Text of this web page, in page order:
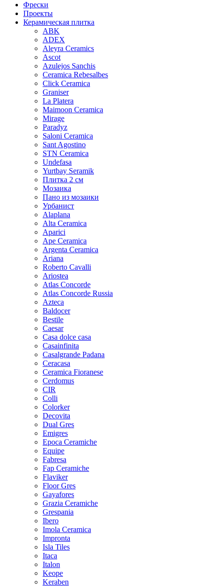
Фрески
Проекты
Керамическая плитка
ABK
ADEX
Aleyra Ceramics
Ascot
Azulejos Sanchis
Ceramica Rebesalbes
Click Ceramica
Graniser
La Platera
Maimoon Ceramica
Mirage
Paradyz
Saloni Ceramica
Sant Agostino
STN Ceramica
Undefasa
Yurtbay Seramik
Плитка 2 см
Мозаика
Пано из мозаики
Урбанист
Alaplana
Alta Ceramica
Aparici
Ape Ceramica
Argenta Ceramica
Ariana
Roberto Cavalli
Ariostea
Atlas Concorde
Atlas Concorde Russia
Azteca
Baldocer
Bestile
Caesar
Casa dolce casa
Casainfinita
Casalgrande Padana
Ceracasa
Ceramica Fioranese
Cerdomus
CIR
Colli
Colorker
Decovita
Dual Gres
Emigres
Epoca Ceramiche
Equipe
Fabresa
Fap Ceramiche
Flaviker
Floor Gres
Gayafores
Grazia Ceramiche
Grespania
Ibero
Imola Ceramica
Impronta
Isla Tiles
Itaca
Italon
Keope
Keraben